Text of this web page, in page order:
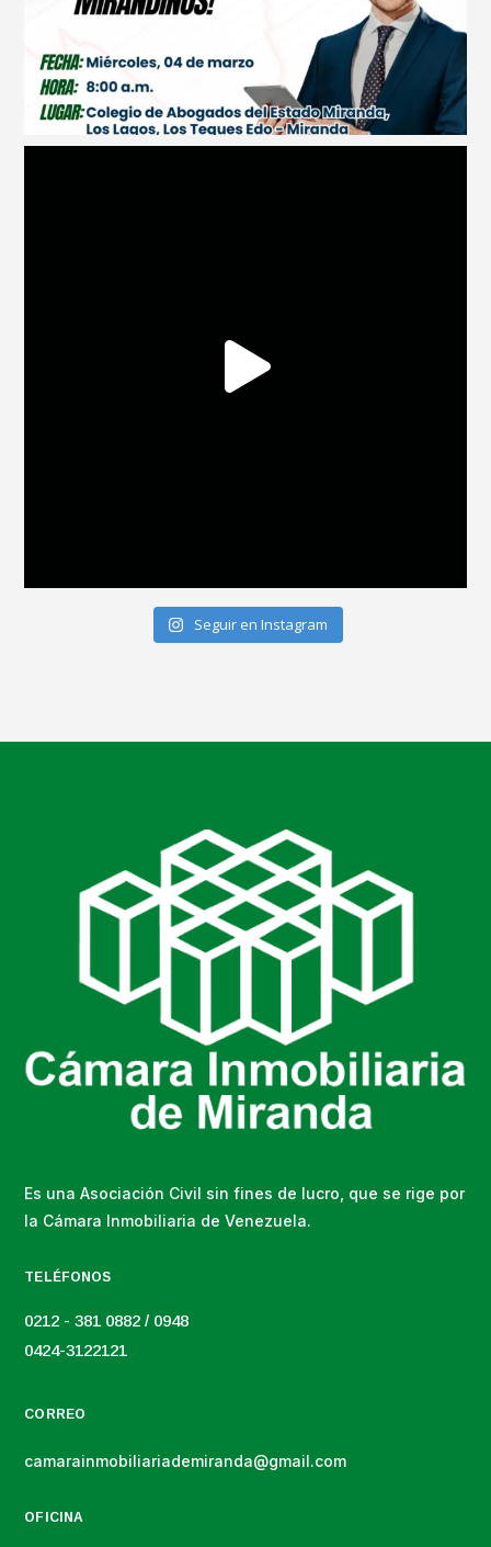
Seguir en Instagram
Es una Asociación Civil sin fines de lucro, que se rige por
la Cámara Inmobiliaria de Venezuela.
TELÉFONOS
0212 - 381 0882 / 0948
0424-3122121
CORREO
camarainmobiliariademiranda@gmail.com
OFICINA